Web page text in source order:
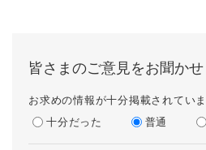
皆さまのご意見をお聞か
お求めの情報が十分掲載されてい
十分だった
普通